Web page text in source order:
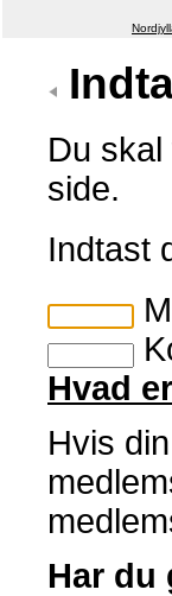
Du
side.
Indtast
Hvad
Hvis
Har du